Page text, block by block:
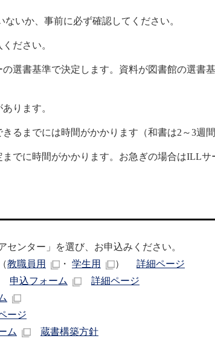
いか、事前に必ず確認してください。
ださい。
選書基準で決定します。資料が図書館の選
ります。
るまでには時間がかかります（和書は2～3週
でに時間がかかります。お急ぎの場合はILLサ
ンター」を選び、お申込みください。
教職員用 ・ 学生用 ） 詳細ページ
申込フォーム
詳細ページ
ージ
ム
蔵書構築方針